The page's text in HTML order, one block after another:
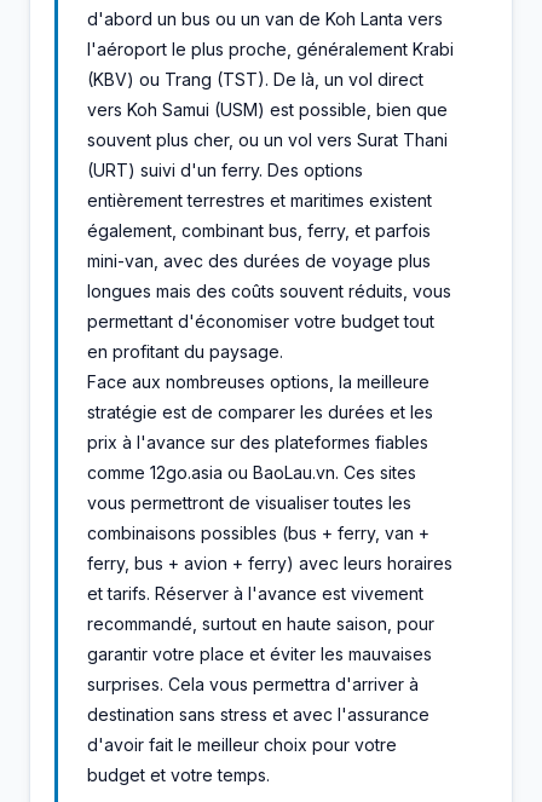
d'abord un bus ou un van de Koh Lanta vers
l'aéroport le plus proche, généralement Krabi
(KBV) ou Trang (TST). De là, un vol direct
vers Koh Samui (USM) est possible, bien que
souvent plus cher, ou un vol vers Surat Thani
(URT) suivi d'un ferry. Des options
entièrement terrestres et maritimes existent
également, combinant bus, ferry, et parfois
mini-van, avec des durées de voyage plus
longues mais des coûts souvent réduits, vous
permettant d'économiser votre budget tout
en profitant du paysage.
Face aux nombreuses options, la meilleure
stratégie est de comparer les durées et les
prix à l'avance sur des plateformes fiables
comme 12go.asia ou BaoLau.vn. Ces sites
vous permettront de visualiser toutes les
combinaisons possibles (bus + ferry, van +
ferry, bus + avion + ferry) avec leurs horaires
et tarifs. Réserver à l'avance est vivement
recommandé, surtout en haute saison, pour
garantir votre place et éviter les mauvaises
surprises. Cela vous permettra d'arriver à
destination sans stress et avec l'assurance
d'avoir fait le meilleur choix pour votre
budget et votre temps.